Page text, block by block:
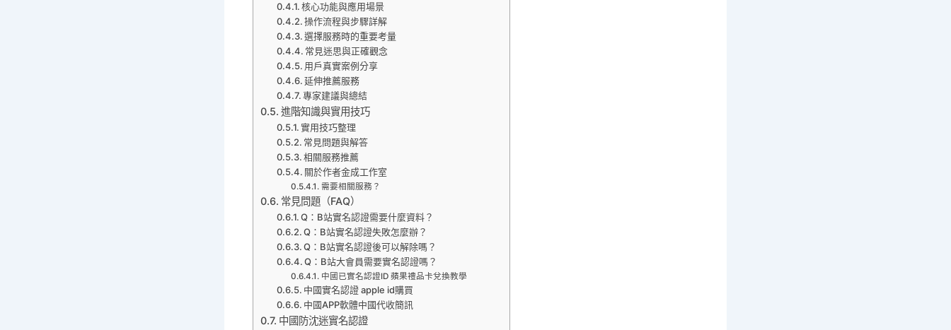
核心功能與應用場景
操作流程與步驟詳解
選擇服務時的重要考量
常見迷思與正確觀念
用戶真實案例分享
延伸推薦服務
專家建議與總結
進階知識與實用技巧
實用技巧整理
常見問題與解答
相關服務推薦
關於作者金成工作室
需要相關服務？
常見問題（FAQ）
Q：B站實名認證需要什麼資料？
Q：B站實名認證失敗怎麼辦？
Q：B站實名認證後可以解除嗎？
Q：B站大會員需要實名認證嗎？
中國已實名認證ID 蘋果禮品卡兌換教學
中國實名認證 apple id購買
中國APP軟體中國代收簡訊
中國防沈迷實名認證